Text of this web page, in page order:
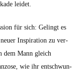
lei­det.
für sich: Gelingt es
Inspi­ra­tion zu ver­
dem Mann gle­ich
wie ihr entschwun­